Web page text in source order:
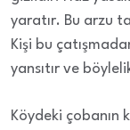
yaratır. Bu arzu
Kişi bu
yansıtır ve
Köydeki çobanın